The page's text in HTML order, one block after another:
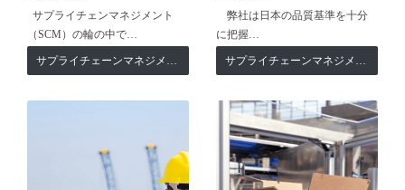
サプライチェンマネジメント
（SCM）の輪の中で…
サプライチェーンマネジメント
弊社は日本の品質基準を十分
に把握…
サプライチェーンマネジメント